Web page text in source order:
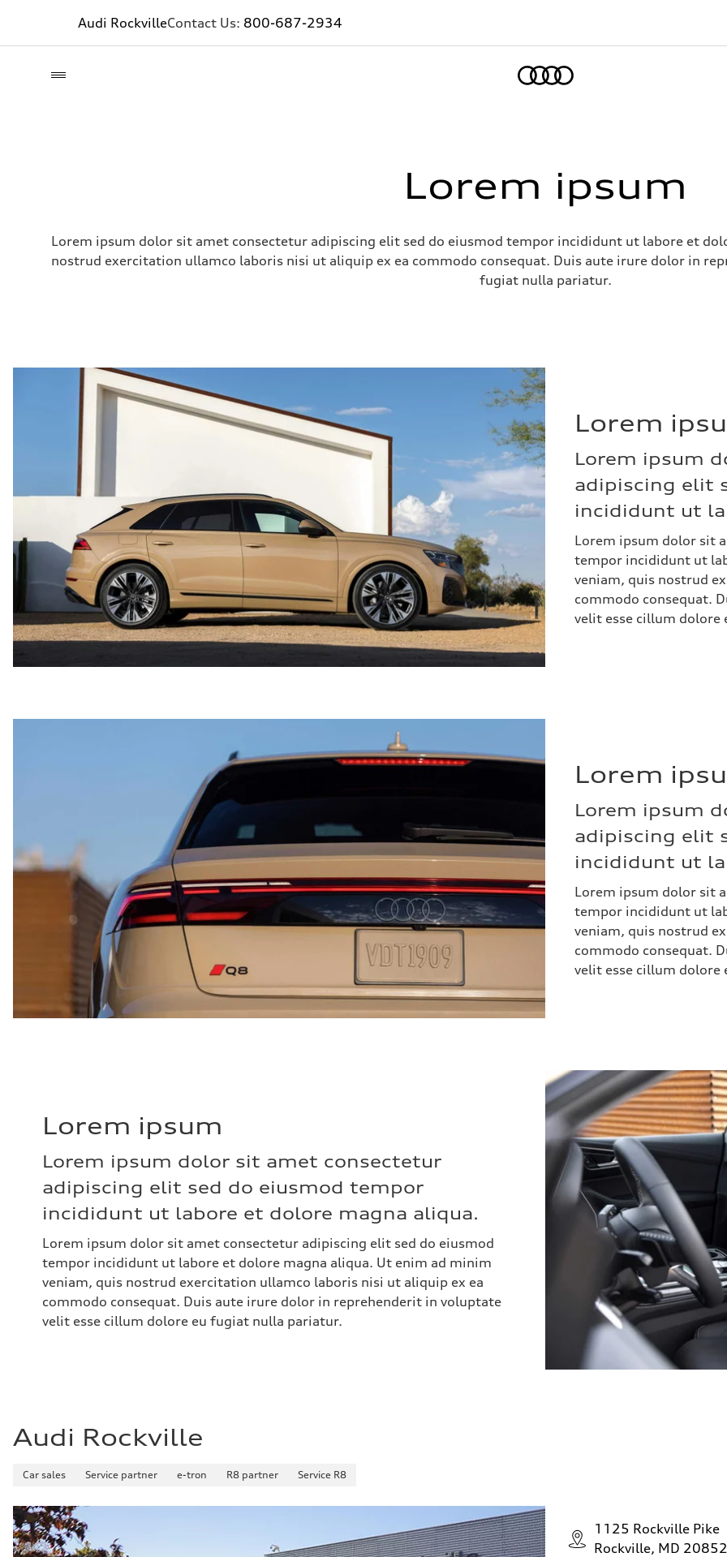
Audi RockvilleContact Us: 800-687-2934
Lorem ipsum
Lorem ipsum dolor sit amet consectetur adipiscing elit sed do eiusmod tempor incididunt ut labore et
nostrud exercitation ullamco laboris nisi ut aliquip ex ea commodo consequat. Duis aute irure dolor in
fugiat nulla pariatur.
Lorem
Lorem ipsum
adipiscing elit
incididunt ut
Lorem ipsum dolor sit
tempor incididunt ut
veniam, quis nostrud
commodo consequat.
velit esse cillum
Lorem
Lorem ipsum
adipiscing elit
incididunt ut
Lorem ipsum dolor sit
tempor incididunt ut
veniam, quis nostrud
commodo consequat.
velit esse cillum
Lorem ipsum
Lorem ipsum dolor sit amet consectetur
adipiscing elit sed do eiusmod tempor
incididunt ut labore et dolore magna aliqua.
Lorem ipsum dolor sit amet consectetur adipiscing elit sed do eiusmod
tempor incididunt ut labore et dolore magna aliqua. Ut enim ad minim
veniam, quis nostrud exercitation ullamco laboris nisi ut aliquip ex ea
commodo consequat. Duis aute irure dolor in reprehenderit in voluptate
velit esse cillum dolore eu fugiat nulla pariatur.
Audi Rockville
Car sales Service partner e-tron R8 partner Service R8
1125 Rockville Pike
Rockville, MD 20852